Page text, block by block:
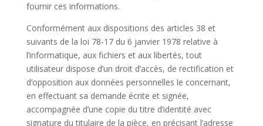
fournir ces informations.
Conformément aux dispositions des articles 38 et
suivants de la loi 78-17 du 6 janvier 1978 relative à
l’informatique, aux fichiers et aux libertés, tout
utilisateur dispose d’un droit d’accès, de rectification et
d’opposition aux données personnelles le concernant,
en effectuant sa demande écrite et signée,
accompagnée d’une copie du titre d’identité avec
signature du titulaire de la pièce, en précisant l’adresse